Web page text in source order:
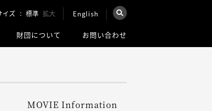
イズ 標準 拡大 English
×
財団について お問い合わせ
MOVIE Information